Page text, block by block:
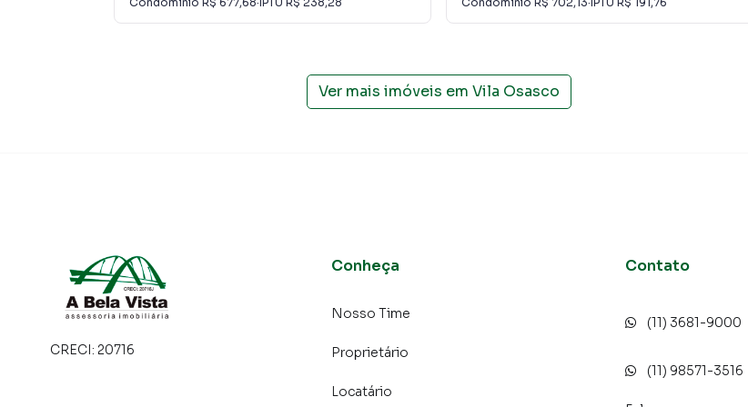
atender proprietários e inquilinos.
Ver mais imóveis em Vila Osasco
CRECI: 20716
Conheça
Nosso Time
Proprietário
Locatário
Contato
(11) 3681-9000
(11) 98571-3516